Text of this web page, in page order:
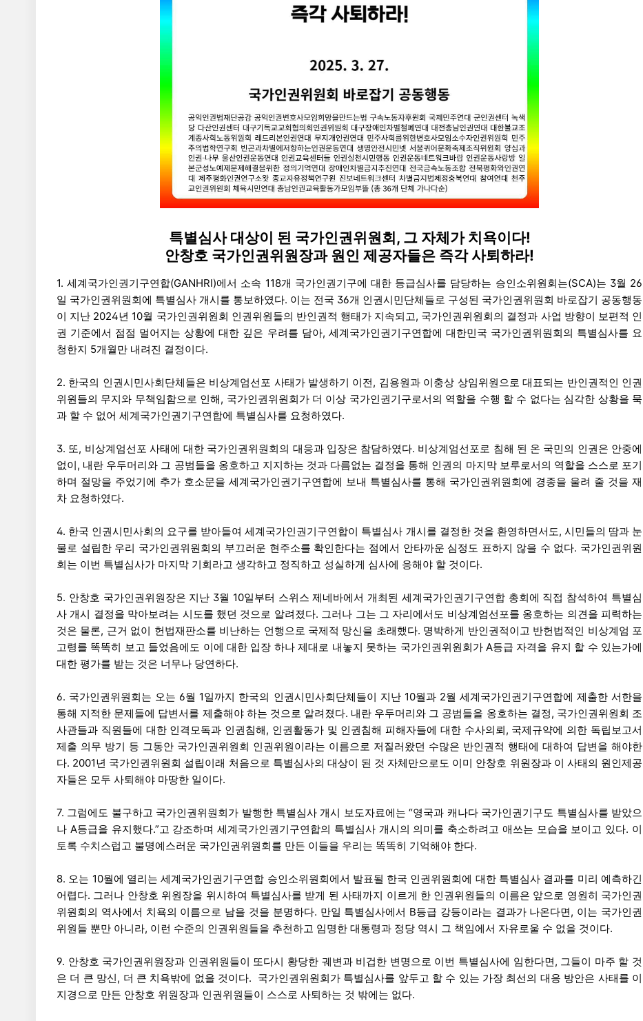
특별심사 대상이 된 국가인권위원회, 그 자체가 치욕이다!
안창호 국가인권위원장과 원인 제공자들은 즉각 사퇴하라!
1. 세계국가인권기구연합(GANHRI)에서 소속 118개 국가인권기구에 대한 등급심사를 담당하는 승인소위원회는(SCA)는 3월 26
일 국가인권위원회에 특별심사 개시를 통보하였다. 이는 전국 36개 인권시민단체들로 구성된 국가인권위원회 바로잡기 공동행동
이 지난 2024년 10월 국가인권위원회 인권위원들의 반인권적 행태가 지속되고, 국가인권위원회의 결정과 사업 방향이 보편적 인
권 기준에서 점점 멀어지는 상황에 대한 깊은 우려를 담아, 세계국가인권기구연합에 대한민국 국가인권위원회의 특별심사를 요
청한지 5개월만 내려진 결정이다.
2. 한국의 인권시민사회단체들은 비상계엄선포 사태가 발생하기 이전, 김용원과 이충상 상임위원으로 대표되는 반인권적인 인권
위원들의 무지와 무책임함으로 인해, 국가인권위원회가 더 이상 국가인권기구로서의 역할을 수행 할 수 없다는 심각한 상황을 묵
과 할 수 없어 세계국가인권기구연합에 특별심사를 요청하였다.
3. 또, 비상계엄선포 사태에 대한 국가인권위원회의 대응과 입장은 참담하였다. 비상계엄선포로 침해 된 온 국민의 인권은 안중에
없이, 내란 우두머리와 그 공범들을 옹호하고 지지하는 것과 다름없는 결정을 통해 인권의 마지막 보루로서의 역할을 스스로 포기
하며 절망을 주었기에 추가 호소문을 세계국가인권기구연합에 보내 특별심사를 통해 국가인권위원회에 경종을 울려 줄 것을 재
차 요청하였다.
4. 한국 인권시민사회의 요구를 받아들여 세계국가인권기구연합이 특별심사 개시를 결정한 것을 환영하면서도, 시민들의 땀과 눈
물로 설립한 우리 국가인권위원회의 부끄러운 현주소를 확인한다는 점에서 안타까운 심정도 표하지 않을 수 없다. 국가인권위원
회는 이번 특별심사가 마지막 기회라고 생각하고 정직하고 성실하게 심사에 응해야 할 것이다.
5. 안창호 국가인권위원장은 지난 3월 10일부터 스위스 제네바에서 개최된 세계국가인권기구연합 총회에 직접 참석하여 특별심
사 개시 결정을 막아보려는 시도를 했던 것으로 알려졌다. 그러나 그는 그 자리에서도 비상계엄선포를 옹호하는 의견을 피력하는
것은 물론, 근거 없이 헌법재판소를 비난하는 언행으로 국제적 망신을 초래했다. 명박하게 반인권적이고 반헌법적인 비상계엄 포
고령를 똑똑히 보고 들었음에도 이에 대한 입장 하나 제대로 내놓지 못하는 국가인권위원회가 A등급 자격을 유지 할 수 있는가에
대한 평가를 받는 것은 너무나 당연하다.
6. 국가인권위원회는 오는 6월 1일까지 한국의 인권시민사회단체들이 지난 10월과 2월 세계국가인권기구연합에 제출한 서한을
통해 지적한 문제들에 답변서를 제출해야 하는 것으로 알려졌다. 내란 우두머리와 그 공범들을 옹호하는 결정, 국가인권위원회 조
사관들과 직원들에 대한 인격모독과 인권침해, 인권활동가 및 인권침해 피해자들에 대한 수사의뢰, 국제규약에 의한 독립보고서
제출 의무 방기 등 그동안 국가인권위원회 인권위원이라는 이름으로 저질러왔던 수많은 반인권적 행태에 대하여 답변을 해야한
다. 2001년 국가인권위원회 설립이래 처음으로 특별심사의 대상이 된 것 자체만으로도 이미 안창호 위원장과 이 사태의 원인제공
자들은 모두 사퇴해야 마땅한 일이다.
7. 그럼에도 불구하고 국가인권위원회가 발행한 특별심사 개시 보도자료에는 “영국과 캐나다 국가인권기구도 특별심사를 받았으
나 A등급을 유지했다.”고 강조하며 세계국가인권기구연합의 특별심사 개시의 의미를 축소하려고 애쓰는 모습을 보이고 있다. 이
토록 수치스럽고 불명예스러운 국가인권위원회를 만든 이들을 우리는 똑똑히 기억해야 한다.
8. 오는 10월에 열리는 세계국가인권기구연합 승인소위원회에서 발표될 한국 인권위원회에 대한 특별심사 결과를 미리 예측하긴
어렵다. 그러나 안창호 위원장을 위시하여 특별심사를 받게 된 사태까지 이르게 한 인권위원들의 이름은 앞으로 영원히 국가인권
위원회의 역사에서 치욕의 이름으로 남을 것을 분명하다. 만일 특별심사에서 B등급 강등이라는 결과가 나온다면, 이는 국가인권
위원들 뿐만 아니라, 이런 수준의 인권위원들을 추천하고 임명한 대통령과 정당 역시 그 책임에서 자유로울 수 없을 것이다.
9. 안창호 국가인권위원장과 인권위원들이 또다시 황당한 궤변과 비겁한 변명으로 이번 특별심사에 임한다면, 그들이 마주 할 것
은 더 큰 망신, 더 큰 치욕밖에 없을 것이다. 국가인권위원회가 특별심사를 앞두고 할 수 있는 가장 최선의 대응 방안은 사태를 이
지경으로 만든 안창호 위원장과 인권위원들이 스스로 사퇴하는 것 밖에는 없다.